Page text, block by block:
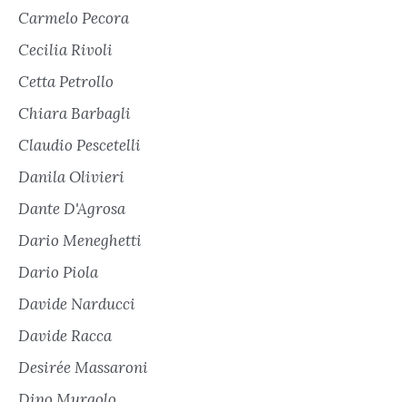
Carmelo Pecora
Cecilia Rivoli
Cetta Petrollo
Chiara Barbagli
Claudio Pescetelli
Danila Olivieri
Dante D'Agrosa
Dario Meneghetti
Dario Piola
Davide Narducci
Davide Racca
Desirée Massaroni